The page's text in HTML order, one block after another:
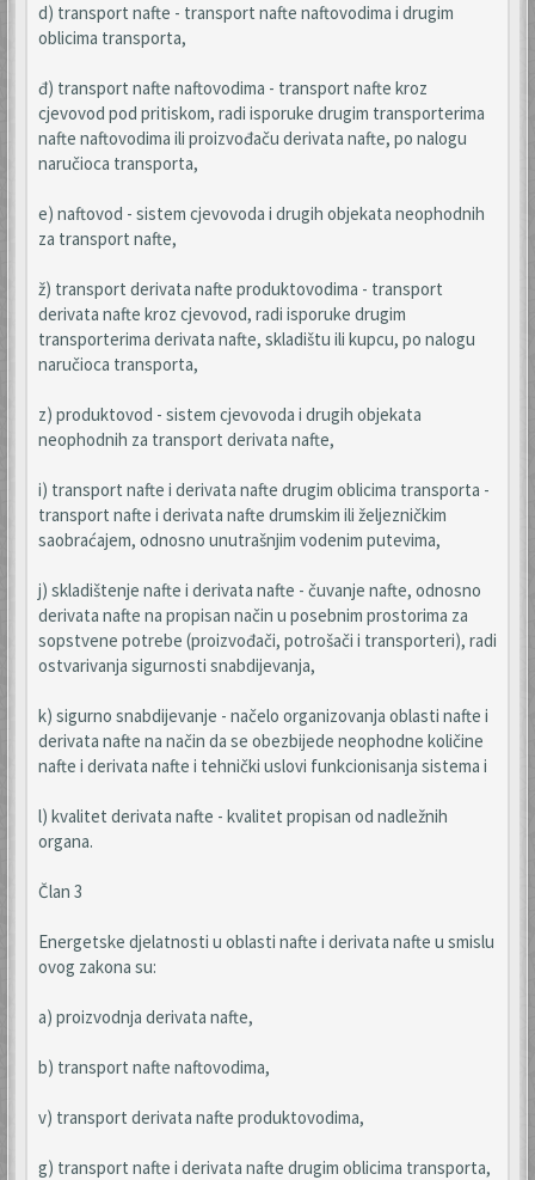
d) transport nafte - transport nafte naftovodima i drugim
oblicima transporta,
đ) transport nafte naftovodima - transport nafte kroz
cjevovod pod pritiskom, radi isporuke drugim transporterima
nafte naftovodima ili proizvođaču derivata nafte, po nalogu
naručioca transporta,
e) naftovod - sistem cjevovoda i drugih objekata neophodnih
za transport nafte,
ž) transport derivata nafte produktovodima - transport
derivata nafte kroz cjevovod, radi isporuke drugim
transporterima derivata nafte, skladištu ili kupcu, po nalogu
naručioca transporta,
z) produktovod - sistem cjevovoda i drugih objekata
neophodnih za transport derivata nafte,
i) transport nafte i derivata nafte drugim oblicima transporta -
transport nafte i derivata nafte drumskim ili željezničkim
saobraćajem, odnosno unutrašnjim vodenim putevima,
j) skladištenje nafte i derivata nafte - čuvanje nafte, odnosno
derivata nafte na propisan način u posebnim prostorima za
sopstvene potrebe (proizvođači, potrošači i transporteri), radi
ostvarivanja sigurnosti snabdijevanja,
k) sigurno snabdijevanje - načelo organizovanja oblasti nafte i
derivata nafte na način da se obezbijede neophodne količine
nafte i derivata nafte i tehnički uslovi funkcionisanja sistema i
l) kvalitet derivata nafte - kvalitet propisan od nadležnih
organa.
Član 3
Energetske djelatnosti u oblasti nafte i derivata nafte u smislu
ovog zakona su:
a) proizvodnja derivata nafte,
b) transport nafte naftovodima,
v) transport derivata nafte produktovodima,
g) transport nafte i derivata nafte drugim oblicima transporta,